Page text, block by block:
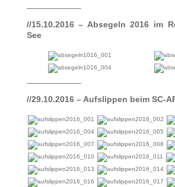
——————–
//15.10.2016 – Absegeln 2016 im
See
——————–
//29.10.2016 – Aufslippen beim SC-